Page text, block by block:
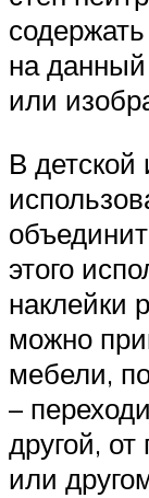
на
или
В
этого
наклейки
можно
мебели,
–
другой,
или